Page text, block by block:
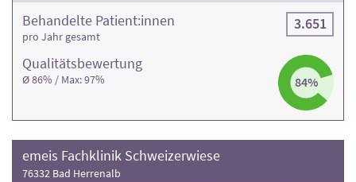
Qualitäts­bewertung
Ø 86% / Max: 97% 84%
Behandelte Patient:innen
pro Jahr gesamt
3.651
emeis Fachklinik Schweizerwiese
76332 Bad Herrenalb